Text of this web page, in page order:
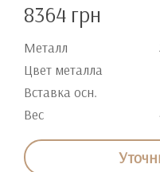
8364 грн
Металл
Цвет металла
Вставка осн.
Вес